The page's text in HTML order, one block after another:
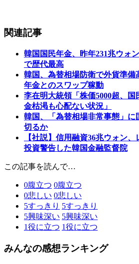
関連記事
韓国国民年金、昨年231兆ウォ
で歴代最高
韓国、為替相場防衛で外貨準
年金とのスワップ稼動
李在明大統領「株価5000超、
金枯渇も心配ない状況」
韓国、「為替相場非常事態」に
切るか
【社説】信用融資36兆ウォン
投資警告した韓国金融監督院
この記事を読んで…
0腹立つ 0腹立つ
0悲しい 0悲しい
5すっきり 5すっきり
5興味深い 5興味深い
1役に立つ 1役に立つ
みんなの感想ランキング